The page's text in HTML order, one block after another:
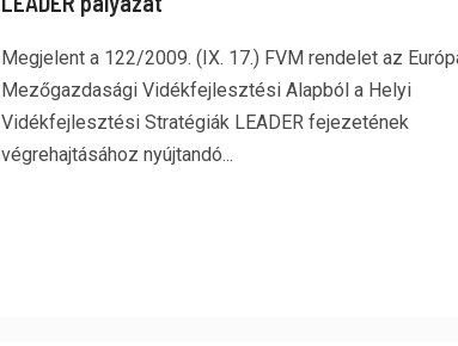
Megjelent a 122/2009. (IX. 17.) FVM rendelet az
Mezőgazdasági Vidékfejlesztési Alapból a Helyi
Vidékfejlesztési Stratégiák LEADER fejezetének
végrehajtásához nyújtandó...